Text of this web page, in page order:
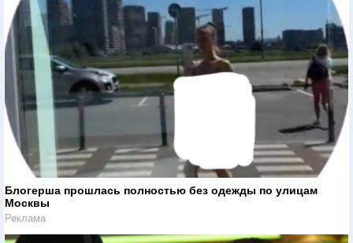
Блогерша прошлась полностью без одежды по улицам
Москвы
Реклама